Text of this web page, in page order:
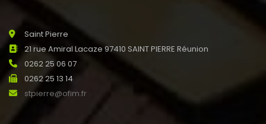
Saint Pierre
21 rue Amiral Lacaze 97410 SAINT PIERRE Réunion
0262 25 06 07
0262 25 13 14
stpierre@ofim.fr